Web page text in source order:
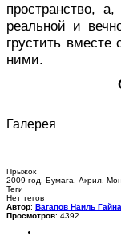
пространство,
реальной и
грустить вместе
ними.
Галерея
Прыжок
2009 год. Бумага. Акрил.
Теги
Нет тегов
Автор: Вагапов Наиль
Просмотров: 4392